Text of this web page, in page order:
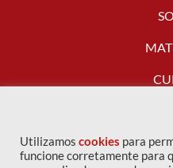
FALE
Utilizamos cookies para
funcione corretamente para